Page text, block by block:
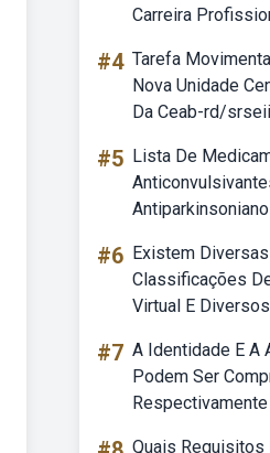
Carreira
#4 Tarefa
Nova Unidade
Da Ceab-rd/
#5 Lista De
#6 Existem Diversas
Classificações
Virtual E
#7 A Identidade E A
Podem Ser
Respectivamente
Quais Requisitos